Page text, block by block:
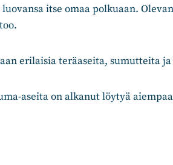
itse omaa polkuaan.
erilaisia teräaseita, sumutteita
aseita on alkanut löytyä